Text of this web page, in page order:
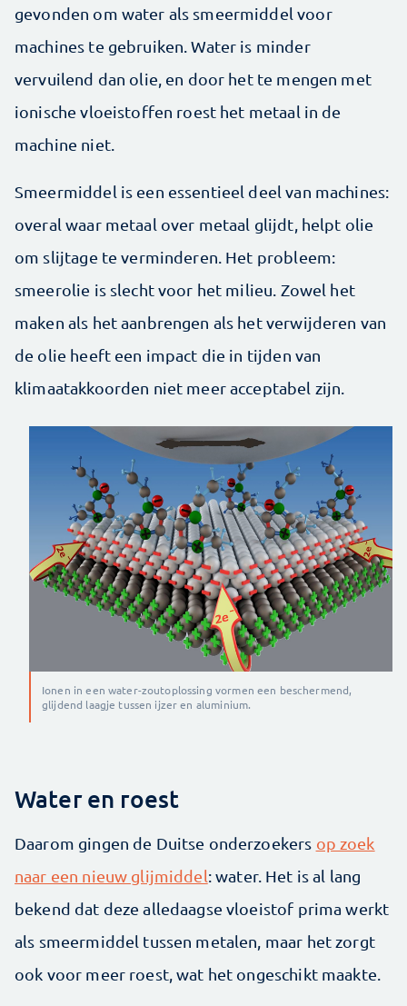
gevonden om water als smeermiddel voor
machines te gebruiken. Water is minder
vervuilend dan olie, en door het te mengen met
ionische vloeistoffen roest het metaal in de
machine niet.
Smeermiddel is een essentieel deel van machines:
overal waar metaal over metaal glijdt, helpt olie
om slijtage te verminderen. Het probleem:
smeerolie is slecht voor het milieu. Zowel het
maken als het aanbrengen als het verwijderen van
de olie heeft een impact die in tijden van
klimaatakkoorden niet meer acceptabel zijn.
Ionen in een water-zoutoplossing vormen een beschermend,
glijdend laagje tussen ijzer en aluminium.
Water en roest
Daarom gingen de Duitse onderzoekers op zoek
naar een nieuw glijmiddel: water. Het is al lang
bekend dat deze alledaagse vloeistof prima werkt
als smeermiddel tussen metalen, maar het zorgt
ook voor meer roest, wat het ongeschikt maakte.